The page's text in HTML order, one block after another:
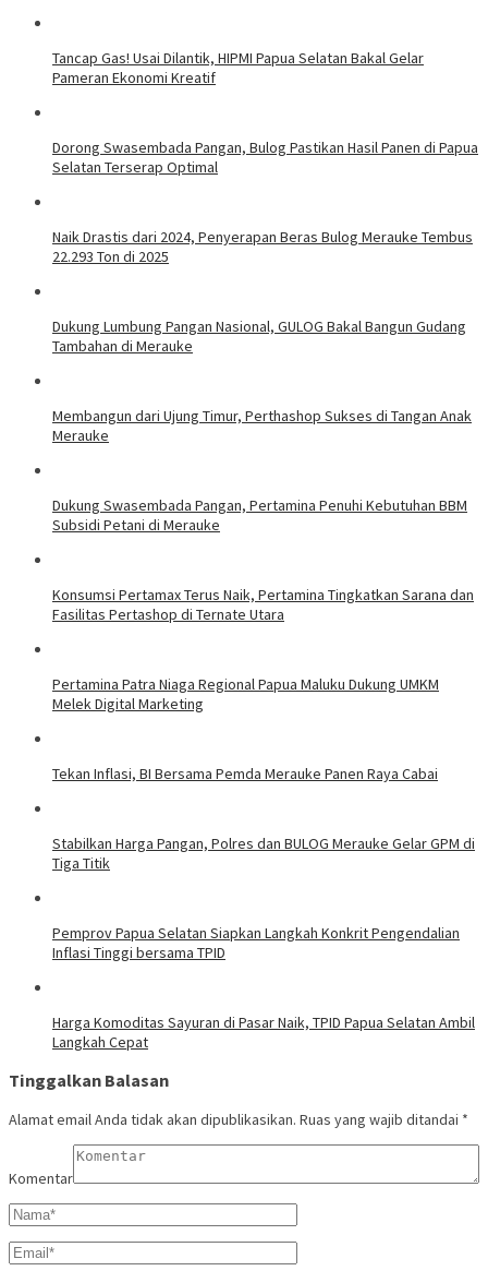
Tancap Gas! Usai Dilantik, HIPMI Papua Selatan Bakal Gelar
Pameran Ekonomi Kreatif
Dorong Swasembada Pangan, Bulog Pastikan Hasil Panen di Papua
Selatan Terserap Optimal
Naik Drastis dari 2024, Penyerapan Beras Bulog Merauke Tembus
22.293 Ton di 2025
Dukung Lumbung Pangan Nasional, GULOG Bakal Bangun Gudang
Tambahan di Merauke
Membangun dari Ujung Timur, Perthashop Sukses di Tangan Anak
Merauke
Dukung Swasembada Pangan, Pertamina Penuhi Kebutuhan BBM
Subsidi Petani di Merauke
Konsumsi Pertamax Terus Naik, Pertamina Tingkatkan Sarana dan
Fasilitas Pertashop di Ternate Utara
Pertamina Patra Niaga Regional Papua Maluku Dukung UMKM
Melek Digital Marketing
Tekan Inflasi, BI Bersama Pemda Merauke Panen Raya Cabai
Stabilkan Harga Pangan, Polres dan BULOG Merauke Gelar GPM di
Tiga Titik
Pemprov Papua Selatan Siapkan Langkah Konkrit Pengendalian
Inflasi Tinggi bersama TPID
Harga Komoditas Sayuran di Pasar Naik, TPID Papua Selatan Ambil
Langkah Cepat
Tinggalkan Balasan
Alamat email Anda tidak akan dipublikasikan. Ruas yang wajib ditandai *
Komentar